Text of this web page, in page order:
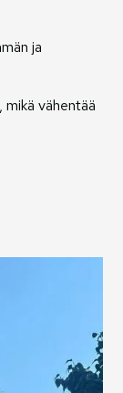
ja
vähentää